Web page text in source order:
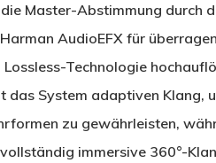
Master-Abstimmung durch
AudioEFX für
Technologie
das System adaptiven Klang,
zu gewährleisten,
immersive 360°-